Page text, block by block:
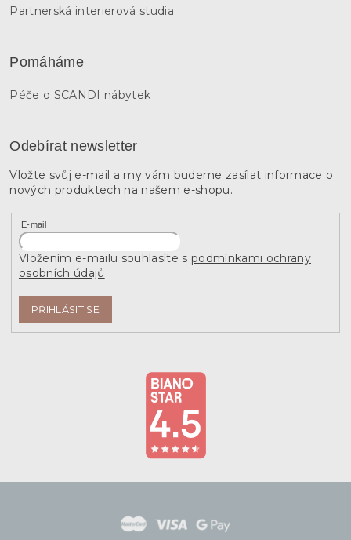
Partnerská interierová studia
Pomáháme
Péče o SCANDI nábytek
Odebírat newsletter
Vložte svůj e-mail a my vám budeme zasílat informace o
nových produktech na našem e-shopu.
E-mail
Vložením e-mailu souhlasíte s podmínkami ochrany
osobních údajů
PŘIHLÁSIT SE